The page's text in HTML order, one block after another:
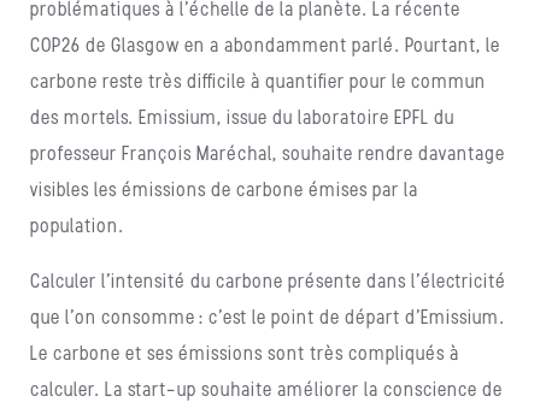
problématiques à l’échelle de la planète. La récente
COP26 de Glasgow en a abondamment parlé. Pourtant, le
carbone reste très difficile à quantifier pour le commun
des mortels. Emissium, issue du laboratoire EPFL du
professeur François Maréchal, souhaite rendre davantage
visibles les émissions de carbone émises par la
population.
Calculer l’intensité du carbone présente dans l’électricité
que l’on consomme : c’est le point de départ d’Emissium.
Le carbone et ses émissions sont très compliqués à
calculer. La start-up souhaite améliorer la conscience de